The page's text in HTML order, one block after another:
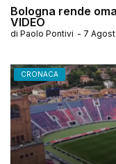
Bologna rende
VIDEO
di Paolo Pontivi - 7
CRONACA